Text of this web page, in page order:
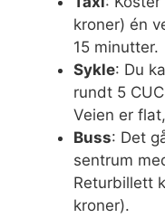
kroner) én
15 minutter.
Sykle: Du
rundt 5
Veien er
Buss: Det
sentrum
Returbillett
kroner).